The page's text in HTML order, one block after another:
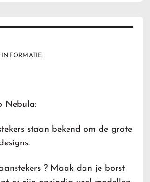
Nebula:
staan bekend om de grote
? Maak dan je borst